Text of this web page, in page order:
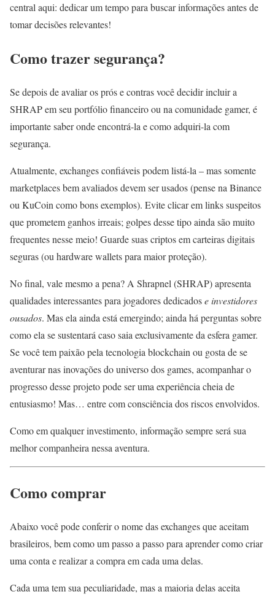
central aqui: dedicar um tempo para buscar informações antes de
tomar decisões relevantes!
Como trazer segurança?
Se depois de avaliar os prós e contras você decidir incluir a
SHRAP em seu portfólio financeiro ou na comunidade gamer, é
importante saber onde encontrá-la e como adquiri-la com
segurança.
Atualmente, exchanges confiáveis podem listá-la – mas somente
marketplaces bem avaliados devem ser usados (pense na Binance
ou KuCoin como bons exemplos). Evite clicar em links suspeitos
que prometem ganhos irreais; golpes desse tipo ainda são muito
frequentes nesse meio! Guarde suas criptos em carteiras digitais
seguras (ou hardware wallets para maior proteção).
No final, vale mesmo a pena? A Shrapnel (SHRAP) apresenta
qualidades interessantes para jogadores dedicadose investidores
ousados. Mas ela ainda está emergindo; ainda há perguntas sobre
como ela se sustentará caso saia exclusivamente da esfera gamer.
Se você tem paixão pela tecnologia blockchain ou gosta de se
aventurar nas inovações do universo dos games, acompanhar o
progresso desse projeto pode ser uma experiência cheia de
entusiasmo! Mas… entre com consciência dos riscos envolvidos.
Como em qualquer investimento, informação sempre será sua
melhor companheira nessa aventura.
Como comprar
Abaixo você pode conferir o nome das exchanges que aceitam
brasileiros, bem como um passo a passo para aprender como criar
uma conta e realizar a compra em cada uma delas.
Cada uma tem sua peculiaridade, mas a maioria delas aceita